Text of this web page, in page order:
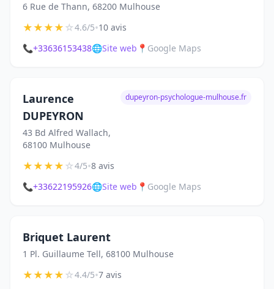
6 Rue de Thann, 68200 Mulhouse
★★★★☆4.6/5•10 avis
📞+33636153438🌐Site web 📍 Google Maps
Laurence
DUPEYRON
43 Bd Alfred Wallach,
68100 Mulhouse
dupeyron-psychologue-mulhouse.fr
★★★★☆4/5•8 avis
📞+33622195926🌐Site web 📍 Google Maps
Briquet Laurent
1 Pl. Guillaume Tell, 68100 Mulhouse
★★★★☆4.4/5•7 avis